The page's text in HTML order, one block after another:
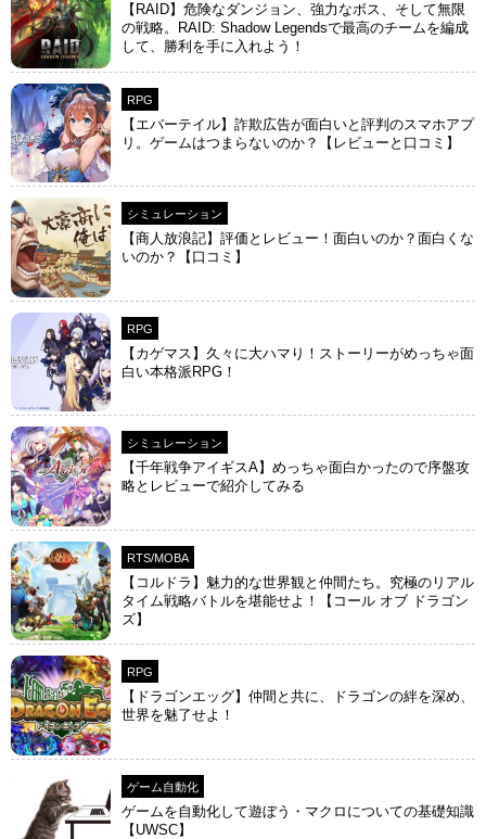
【RAID】危険なダンジョン、強力なボス、そして無限
の戦略。RAID: Shadow Legendsで最高のチームを編成
して、勝利を手に入れよう！
RPG
【エバーテイル】詐欺広告が面白いと評判のスマホアプ
リ。ゲームはつまらないのか？【レビューと口コミ】
シミュレーション
【商人放浪‪記】評価とレビュー！面白いのか？面白くな
いのか？【口コミ】
RPG
【カゲマス】久々に大ハマり！ストーリーがめっちゃ面
白い本格派RPG！
シミュレーション
【千年戦争アイギスA】めっちゃ面白かったので序盤攻
略とレビューで紹介してみる
RTS/MOBA
【コルドラ】魅力的な世界観と仲間たち。究極のリアル
タイム戦略バトルを堪能せよ！【コール オブ ドラゴン
ズ】
RPG
【ドラゴンエッグ】仲間と共に、ドラゴンの絆を深め、
世界を魅了せよ！
ゲーム自動化
ゲームを自動化して遊ぼう・マクロについての基礎知識
【UWSC】